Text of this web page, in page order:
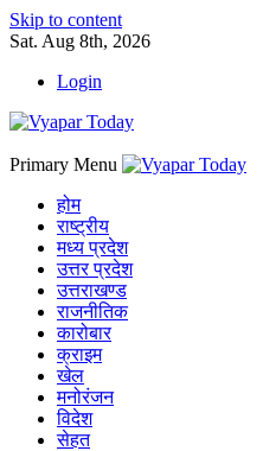
Skip to content
Sat. Aug 8th, 2026
Login
Primary Menu
होम
राष्ट्रीय
मध्य प्रदेश
उत्तर प्रदेश
उत्तराखण्ड
राजनीतिक
कारोबार
क्राइम
खेल
मनोरंजन
विदेश
सेहत